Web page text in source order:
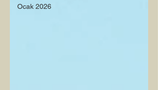
Ocak 2026